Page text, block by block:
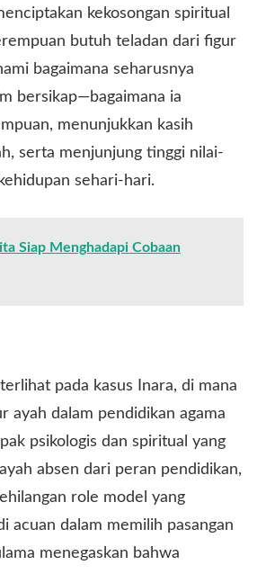
kekosongan spiritual
butuh teladan dari figur
bagaimana seharusnya
bersikap—bagaimana ia
menunjukkan kasih
serta menjunjung tinggi nilai-
sehari-hari.
Siap Menghadapi Cobaan
pada kasus Inara, di mana
ayah dalam pendidikan agama
psikologis dan spiritual yang
absen dari peran pendidikan,
role model yang
acuan dalam memilih pasangan
menegaskan bahwa